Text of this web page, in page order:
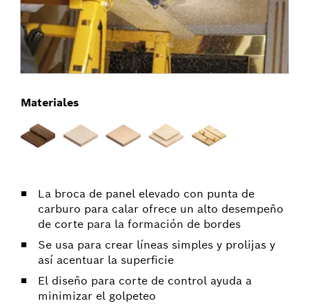
La broca de panel elevado con punta de
carburo para calar ofrece un alto desempeño
de corte para la formación de bordes
Se usa para crear líneas simples y prolijas y
así acentuar la superficie
El diseño para corte de control ayuda a
minimizar el golpeteo
Materiales